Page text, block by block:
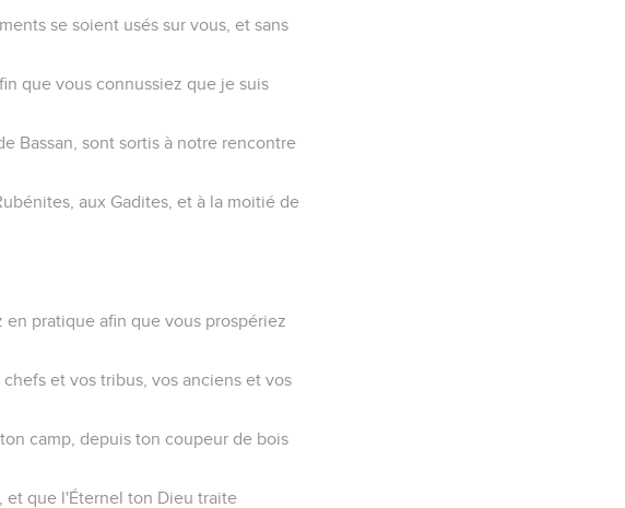
se soient usés sur vous, et sans
que vous connussiez que je suis
Bassan, sont sortis à notre rencontre
aux Gadites, et à la moitié de
pratique afin que vous prospériez
et vos tribus, vos anciens et vos
camp, depuis ton coupeur de bois
et que l'Éternel ton Dieu traite